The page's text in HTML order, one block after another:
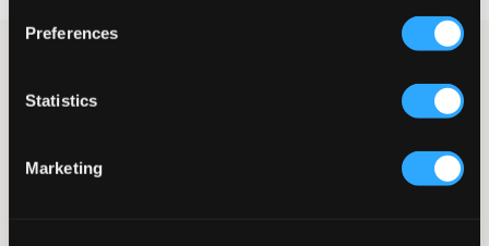
Preferences
Statistics
Marketing
Blåa jeans från LMTD i femficksmodell. Dessa jeans har gylf
jeansen även justerbar midja så de sitter perfekt. Med diskret
Jeansmodell: Straight